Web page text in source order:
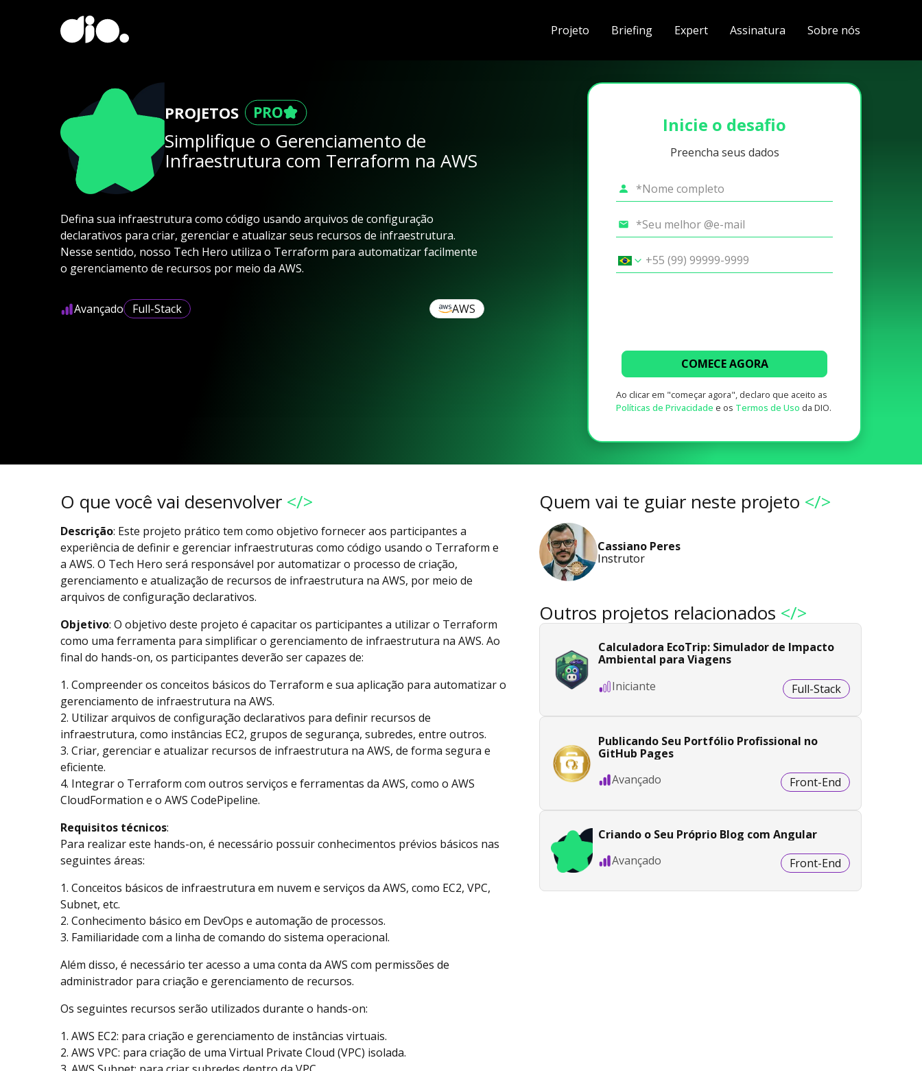
Projeto Briefing Expert Assinatura Sobre nós
PROJETOS
Simplifique o Gerenciamento de
Infraestrutura com Terraform na AWS
Defina sua infraestrutura como código usando arquivos de configuração
declarativos para criar, gerenciar e atualizar seus recursos de infraestrutura.
Nesse sentido, nosso Tech Hero utiliza o Terraform para automatizar facilmente
o gerenciamento de recursos por meio da AWS.
Avançado Full-Stack AWS
Inicie o desafio
Preencha seus dados
COMECE AGORA
Ao clicar em "começar agora", declaro que aceito as
Políticas de Privacidade e os Termos de Uso da DIO.
O que você vai desenvolver </>
Descrição: Este projeto prático tem como objetivo fornecer aos participantes a
experiência de definir e gerenciar infraestruturas como código usando o Terraform e
a AWS. O Tech Hero será responsável por automatizar o processo de criação,
gerenciamento e atualização de recursos de infraestrutura na AWS, por meio de
arquivos de configuração declarativos.
Objetivo: O objetivo deste projeto é capacitar os participantes a utilizar o Terraform
como uma ferramenta para simplificar o gerenciamento de infraestrutura na AWS. Ao
final do hands-on, os participantes deverão ser capazes de:
1. Compreender os conceitos básicos do Terraform e sua aplicação para automatizar o
gerenciamento de infraestrutura na AWS.
2. Utilizar arquivos de configuração declarativos para definir recursos de
infraestrutura, como instâncias EC2, grupos de segurança, subredes, entre outros.
3. Criar, gerenciar e atualizar recursos de infraestrutura na AWS, de forma segura e
eficiente.
4. Integrar o Terraform com outros serviços e ferramentas da AWS, como o AWS
CloudFormation e o AWS CodePipeline.
Requisitos técnicos:
Para realizar este hands-on, é necessário possuir conhecimentos prévios básicos nas
seguintes áreas:
1. Conceitos básicos de infraestrutura em nuvem e serviços da AWS, como EC2, VPC,
Subnet, etc.
2. Conhecimento básico em DevOps e automação de processos.
3. Familiaridade com a linha de comando do sistema operacional.
Além disso, é necessário ter acesso a uma conta da AWS com permissões de
administrador para criação e gerenciamento de recursos.
Os seguintes recursos serão utilizados durante o hands-on:
1. AWS EC2: para criação e gerenciamento de instâncias virtuais.
2. AWS VPC: para criação de uma Virtual Private Cloud (VPC) isolada.
Quem vai te guiar neste projeto </>
Cassiano Peres
Instrutor
Outros projetos relacionados </>
Calculadora EcoTrip: Simulador de Impacto
Ambiental para Viagens
Iniciante
Full-Stack
Publicando Seu Portfólio Profissional no
GitHub Pages
Avançado
Front-End
Criando o Seu Próprio Blog com Angular
Avançado
Front-End